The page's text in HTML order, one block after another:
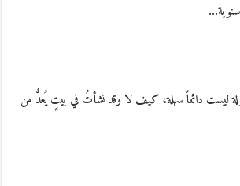
سنوية…
ليست دائماً سهلة، كيف لا وقد نشأتُ في بيتٍ يُعدُّ من